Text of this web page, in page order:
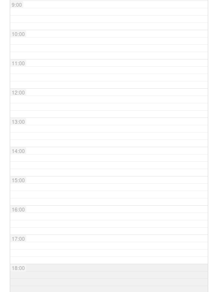
9:00
10:00
11:00
12:00
13:00
14:00
15:00
16:00
17:00
18:00